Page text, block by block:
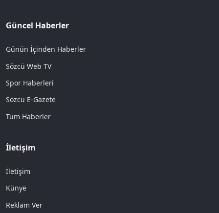
Güncel Haberler
Günün İçinden Haberler
Sözcü Web TV
Spor Haberleri
Sözcü E-Gazete
Tüm Haberler
İletişim
İletişim
Künye
Reklam Ver